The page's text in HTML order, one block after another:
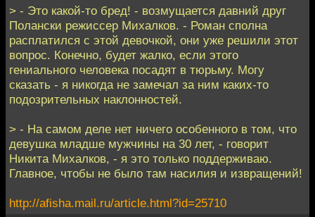
> - Это какой-то бред! - возмущается давний друг
Полански режиссер Михалков. - Роман сполна
расплатился с этой девочкой, они уже решили этот
вопрос. Конечно, будет жалко, если этого
гениального человека посадят в тюрьму. Могу
сказать - я никогда не замечал за ним каких-то
подозрительных наклонностей.
> - На самом деле нет ничего особенного в том, что
девушка младше мужчины на 30 лет, - говорит
Никита Михалков, - я это только поддерживаю.
Главное, чтобы не было там насилия и извращений!
http://afisha.mail.ru/article.html?id=25710